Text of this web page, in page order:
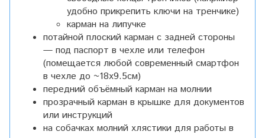
удобно прикрепить ключи на тренчике)
карман на липучке
потайной плоский карман с задней стороны
— под паспорт в чехле или телефон
(помещается любой современный смартфон
в чехле до ~18x9.5см)
передний объёмный карман на молнии
прозрачный карман в крышке для документов
или инструкций
на собачках молний хлястики для работы в